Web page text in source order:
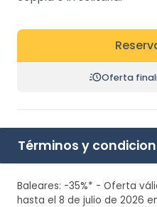
Oferta
Términos y
Baleares: -35%* - Oferta
hasta el 8 de julio de 2026